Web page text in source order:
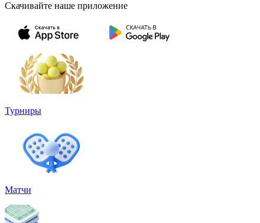
Скачивайте наше приложение
Турниры
Матчи